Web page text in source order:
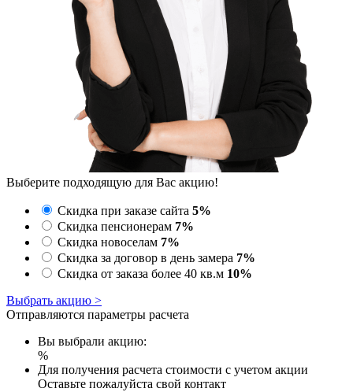
Выберите подходящую для Вас акцию!
Скидка при заказе сайта 5%
Скидка пенсионерам 7%
Скидка новоселам 7%
Скидка за договор в день замера 7%
Скидка от заказа более 40 кв.м 10%
Выбрать акцию >
Отправляются параметры расчета
Вы выбрали акцию:
%
Для получения расчета стоимости с учетом акции
Оставьте пожалуйста свой контакт